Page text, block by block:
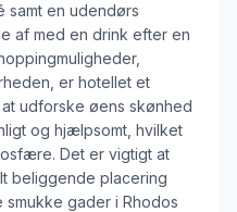
samt en udendørs
af med en drink efter en
er hotellet et
udforske øens skønhed
og hjælpsomt, hvilket
Det er vigtigt at
beliggende placering
gader i Rhodos